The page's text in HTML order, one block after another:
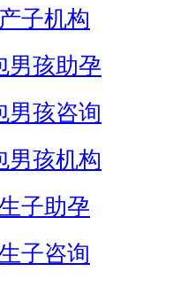
子机构
男孩助孕
男孩咨询
男孩机构
子助孕
子咨询